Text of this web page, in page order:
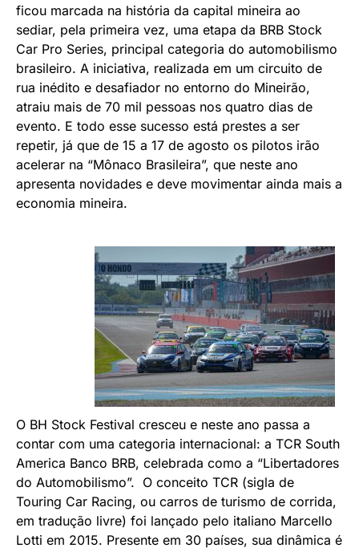
ficou marcada na história da capital mineira ao
sediar, pela primeira vez, uma etapa da BRB Stock
Car Pro Series, principal categoria do automobilismo
brasileiro. A iniciativa, realizada em um circuito de
rua inédito e desafiador no entorno do Mineirão,
atraiu mais de 70 mil pessoas nos quatro dias de
evento. E todo esse sucesso está prestes a ser
repetir, já que de 15 a 17 de agosto os pilotos irão
acelerar na “Mônaco Brasileira”, que neste ano
apresenta novidades e deve movimentar ainda mais a
economia mineira.
O BH Stock Festival cresceu e neste ano passa a
contar com uma categoria internacional: a TCR South
America Banco BRB, celebrada como a “Libertadores
do Automobilismo”. O conceito TCR (sigla de
Touring Car Racing, ou carros de turismo de corrida,
em tradução livre) foi lançado pelo italiano Marcello
Lotti em 2015. Presente em 30 países, sua dinâmica é